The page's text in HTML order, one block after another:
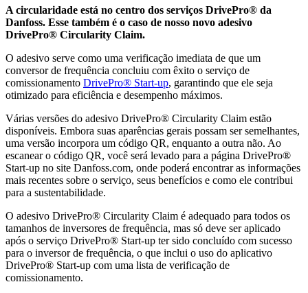
A circularidade está no centro dos serviços DrivePro® da
Danfoss. Esse também é o caso de nosso novo adesivo
DrivePro® Circularity Claim.
O adesivo serve como uma verificação imediata de que um
conversor de frequência concluiu com êxito o serviço de
comissionamento DrivePro® Start-up, garantindo que ele seja
otimizado para eficiência e desempenho máximos.
Várias versões do adesivo DrivePro® Circularity Claim estão
disponíveis. Embora suas aparências gerais possam ser semelhantes,
uma versão incorpora um código QR, enquanto a outra não. Ao
escanear o código QR, você será levado para a página DrivePro®
Start-up no site Danfoss.com, onde poderá encontrar as informações
mais recentes sobre o serviço, seus benefícios e como ele contribui
para a sustentabilidade.
O adesivo DrivePro® Circularity Claim é adequado para todos os
tamanhos de inversores de frequência, mas só deve ser aplicado
após o serviço DrivePro® Start-up ter sido concluído com sucesso
para o inversor de frequência, o que inclui o uso do aplicativo
DrivePro® Start-up com uma lista de verificação de
comissionamento.